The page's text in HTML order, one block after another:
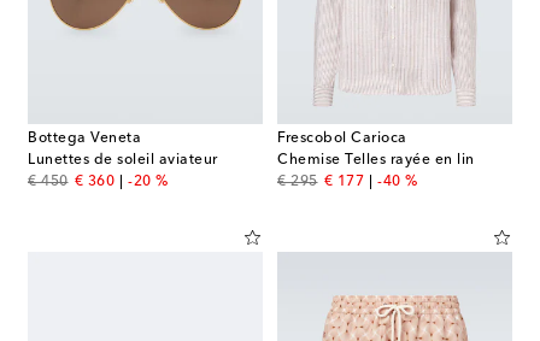
Bottega Veneta
Lunettes de soleil aviateur
€ 450
original price
€ 360
discount price
-20 %
Frescobol Carioca
Chemise Telles rayée en lin
€ 295
original price
€ 177
discount price
-40 %